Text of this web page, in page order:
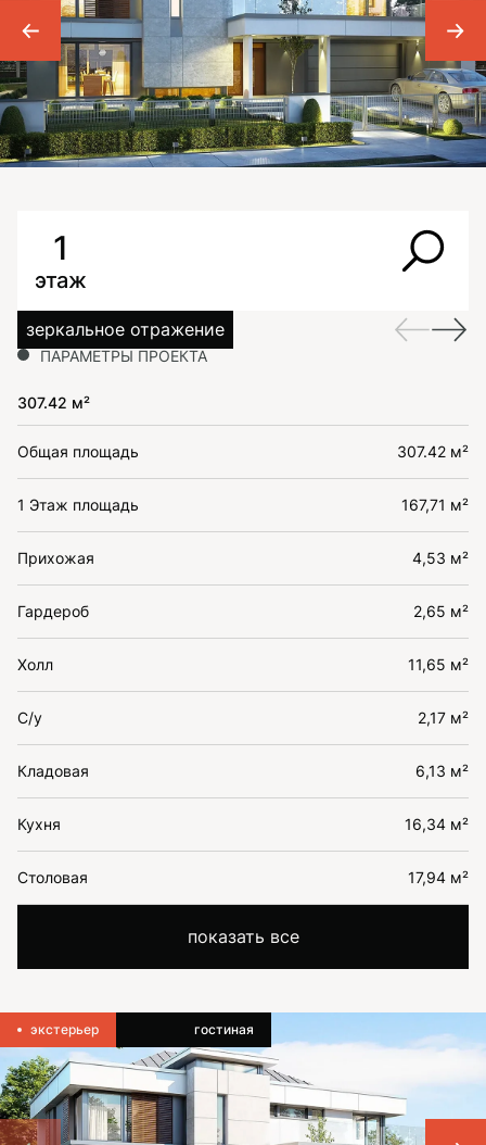
1
этаж
зеркальное отражение
ПАРАМЕТРЫ ПРОЕКТА
307.42 м²
Общая площадь 307.42 м²
1 Этаж площадь 167,71 м²
Прихожая 4,53 м²
Гардероб 2,65 м²
Холл 11,65 м²
С/у 2,17 м²
Кладовая 6,13 м²
Кухня 16,34 м²
Столовая 17,94 м²
показать все
экстерьер гостиная